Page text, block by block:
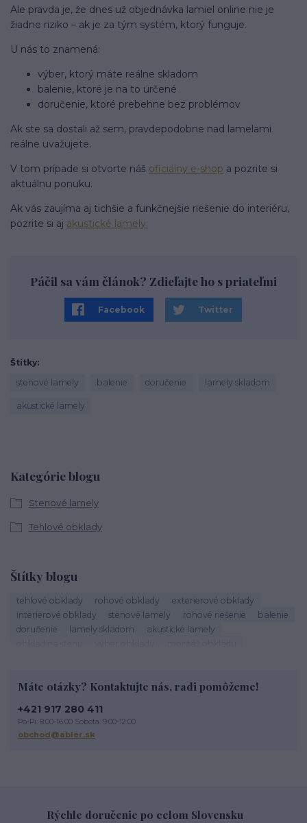
Kategórie blogu
Stenové lamely
Tehlové obklady
Štítky blogu
tehlové obklady rohové obklady
exterierové obklady
interierové obklady
stenové lamely rohové riešenie
balenie
doručenie
lamely skladom
akustické lamely
tehlové obklady na stĺpy
tehlové obklady terasa
obklad imitácia tehly
drevené lamely
čistenie lamiel
Máte otázky? Kontaktujte nás, radi pomôžeme!
+421 917 280 411
Po-Pi: 8:00-16:00 Sobota: 9:00-12:00
obchod@abler.sk
Ale pravda je, že dnes už objednávka lamiel online nie je
žiadne riziko – ak je za tým systém, ktorý funguje.
U nás to znamená:
výber, ktorý máte reálne skladom
balenie, ktoré je na to určené
doručenie, ktoré prebehne bez problémov
Ak ste sa dostali až sem, pravdepodobne nad lamelami
reálne uvažujete.
V tom prípade si otvorte náš oficiálny e-shop a pozrite si
aktuálnu ponuku.
Ak vás zaujíma aj tichšie a funkčnejšie riešenie do interiéru,
pozrite si aj akustické lamely.
Páčil sa vám článok? Zdieľajte ho s priateľmi
Facebook Twitter
Štítky
stenové lamely
balenie doručenie lamely skladom
akustické lamely
Rýchle doručenie po celom Slovensku